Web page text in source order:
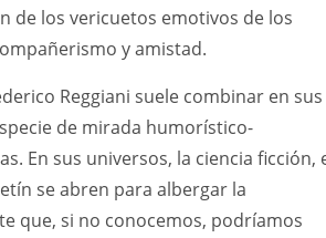
de los vericuetos emotivos de los
y amistad.
Reggiani suele combinar en sus
de mirada humorístico-
En sus universos, la ciencia ficción,
se abren para albergar la
que, si no conocemos, podríamos